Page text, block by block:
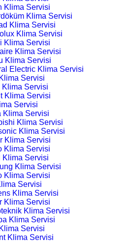
Klima Servisi
Klima Servisi
Klima Servisi
Klima Servisi
Klima Servisi
Klima Servisi
Klima Servisi
Electric Klima Servisi
Servisi
Klima Servisi
Klima Servisi
Servisi
Klima Servisi
Klima Servisi
Klima Servisi
Klima Servisi
Klima Servisi
Klima Servisi
Klima Servisi
Klima Servisi
Servisi
Klima Servisi
Klima Servisi
Klima Servisi
Klima Servisi
Servisi
Klima Servisi